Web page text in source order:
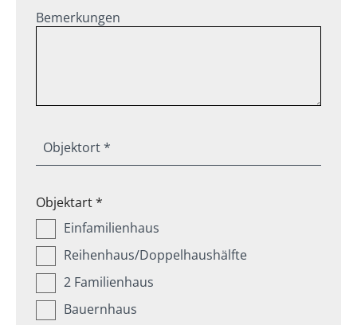
Bemerkungen
Objektort *
Objektart *
Einfamilienhaus
Reihenhaus/Doppelhaushälfte
2 Familienhaus
Bauernhaus